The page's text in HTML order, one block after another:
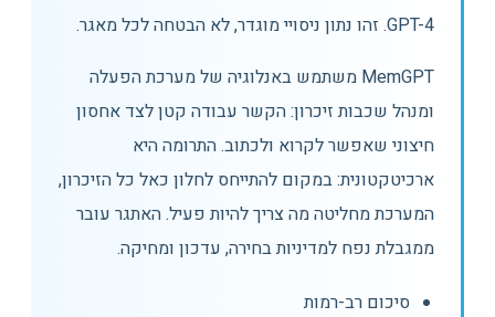
GPT-4. זהו נתון ניסויי מוגדר, לא הבטחה לכל מאגר.
MemGPT משתמש באנלוגיה של מערכת הפעלה
ומנהל שכבות זיכרון: הקשר עבודה קטן לצד אחסון
חיצוני שאפשר לקרוא ולכתוב. התרומה היא
ארכיטקטונית: במקום להתייחס לחלון כאל כל הזיכרון,
המערכת מחליטה מה צריך להיות פעיל. האתגר עובר
ממגבלת נפח למדיניות בחירה, עדכון ומחיקה.
סיכום רב-רמות